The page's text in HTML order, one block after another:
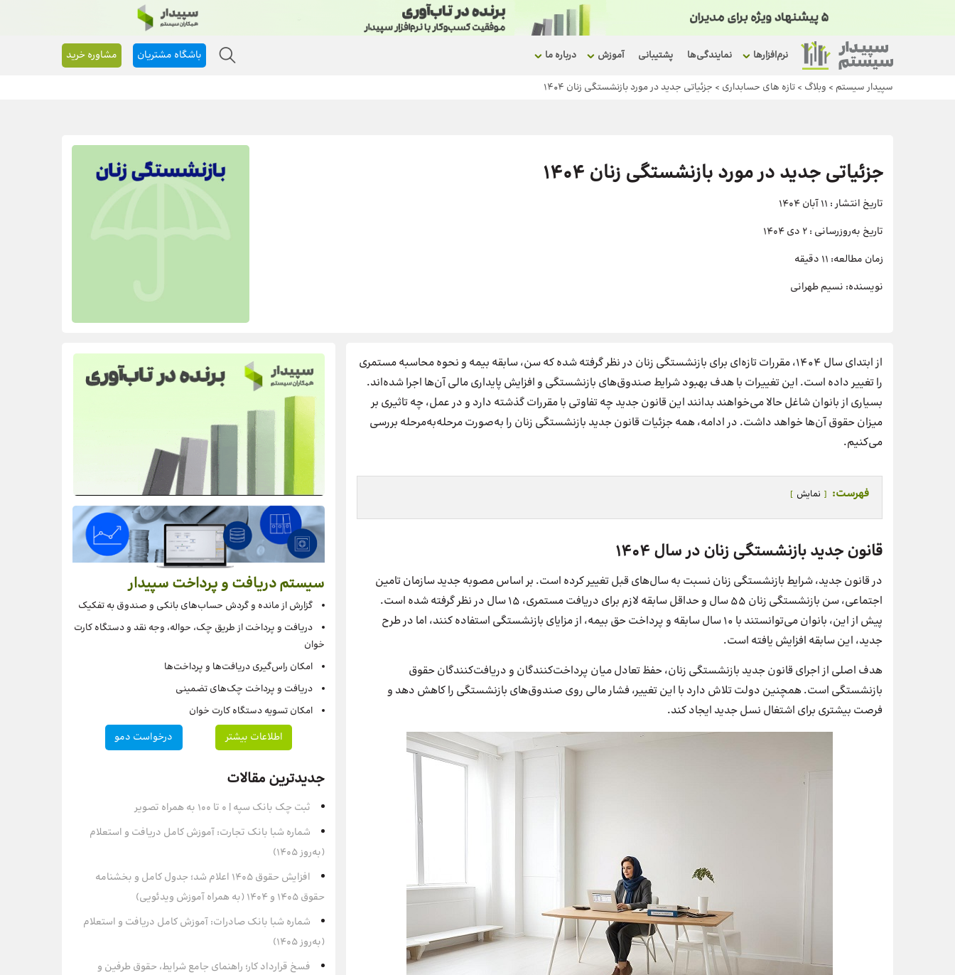
باشگاه مشتریان مشاوره خرید نرم‌افزارها نمایندگی‌ها پشتیبانی آموزش درباره ما
سپیدار سیستم > وبلاگ > تازه های حسابداری > جزئیاتی جدید در مورد بازنشستگی زنان ۱۴۰۴
جزئیاتی جدید در مورد بازنشستگی زنان ۱۴۰۴
تاریخ انتشار : 11 آبان 1404
تاریخ به‌روزرسانی : 2 دی 1404
زمان مطالعه: 11 دقیقه
نویسنده: نسیم طهرانی
از ابتدای سال ۱۴۰۴، مقررات تازه‌ای برای بازنشستگی زنان در نظر گرفته شده که سن، سابقه بیمه و نحوه محاسبه مستمری
را تغییر داده است. این تغییرات با هدف بهبود شرایط صندوق‌های بازنشستگی و افزایش پایداری مالی آن‌ها اجرا شده‌اند.
بسیاری از بانوان شاغل حالا می‌خواهند بدانند این قانون جدید چه تفاوتی با مقررات گذشته دارد و در عمل، چه تاثیری بر
میزان حقوق آن‌ها خواهد داشت. در ادامه، همه جزئیات قانون جدید بازنشستگی زنان را به‌صورت مرحله‌به‌مرحله بررسی
می‌کنیم.
فهرست: نمایش
قانون جدید بازنشستگی زنان در سال ۱۴۰۴
در قانون جدید، شرایط بازنشستگی زنان نسبت به سال‌های قبل تغییر کرده است. بر اساس مصوبه جدید سازمان تامین
اجتماعی، سن بازنشستگی زنان ۵۵ سال و حداقل سابقه لازم برای دریافت مستمری، ۱۵ سال در نظر گرفته شده است.
پیش از این، بانوان می‌توانستند با ۱۰ سال سابقه و پرداخت حق بیمه، از مزایای بازنشستگی استفاده کنند، اما در طرح
جدید، این سابقه افزایش یافته است.
هدف اصلی از اجرای قانون جدید بازنشستگی زنان، حفظ تعادل میان پرداخت‌کنندگان و دریافت‌کنندگان حقوق
بازنشستگی است. همچنین دولت تلاش دارد با این تغییر، فشار مالی روی صندوق‌های بازنشستگی را کاهش دهد و
فرصت بیشتری برای اشتغال نسل جدید ایجاد کند.
سیستم دریافت و پرداخت سپیدار
گزارش از مانده و گردش حساب‌های بانکی و صندوق به تفکیک
دریافت و پرداخت از طریق چک، حواله، وجه نقد و دستگاه کارت
خوان
امکان راس‌گیری دریافت‌ها و پرداخت‌ها
دریافت و پرداخت چک‌های تضمینی
امکان تسویه دستگاه کارت خوان
اطلاعات بیشتر
درخواست دمو
جدیدترین مقالات
ثبت چک بانک سپه | ۰ تا ۱۰۰ به همراه تصویر
شماره شبا بانک تجارت: آموزش کامل دریافت و استعلام
(به‌روز ۱۴۰۵)
افزایش حقوق 1405 اعلام شد؛ جدول کامل و بخشنامه
حقوق 1405 و 1404 (به همراه آموزش ویدئویی)
شماره شبا بانک صادرات: آموزش کامل دریافت و استعلام
(به‌روز ۱۴۰۵)
فسخ قرارداد کار؛ راهنمای جامع شرایط، حقوق طرفین و